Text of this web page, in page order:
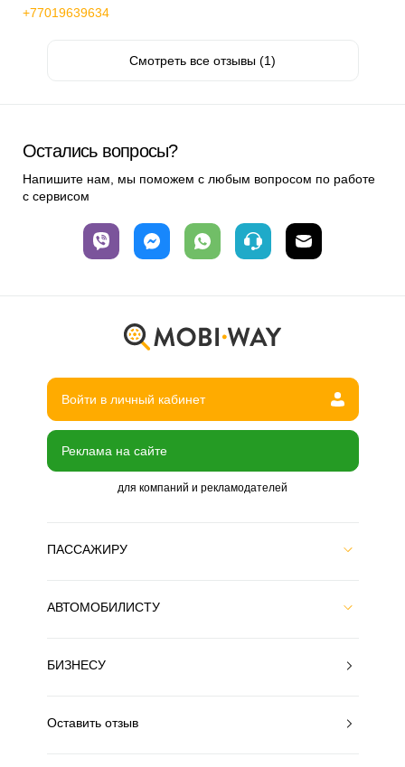
+77019639634
Смотреть все отзывы (1)
Остались вопросы?
Напишите нам, мы поможем с любым вопросом по работе
с сервисом
Войти в личный кабинет
Реклама на сайте
для компаний и рекламодателей
ПАССАЖИРУ
АВТОМОБИЛИСТУ
БИЗНЕСУ
Оставить отзыв